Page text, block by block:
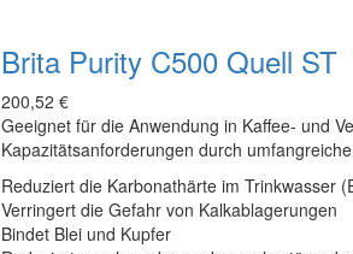
Brita Purity C500 Quell ST
200,52 €
Geeignet für die Anwendung in Kaffee- und
Kapazitätsanforderungen durch
Reduziert die Karbonathärte im Trinkwasser
Verringert die Gefahr von Kalkablagerungen
Bindet Blei und Kupfer